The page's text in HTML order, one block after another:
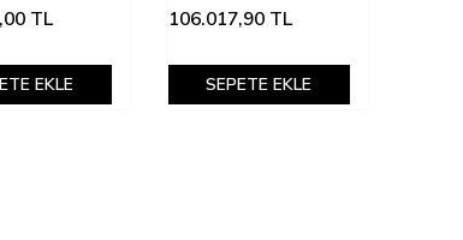
TL
EKLE
106.017,90 TL
SEPETE EKLE